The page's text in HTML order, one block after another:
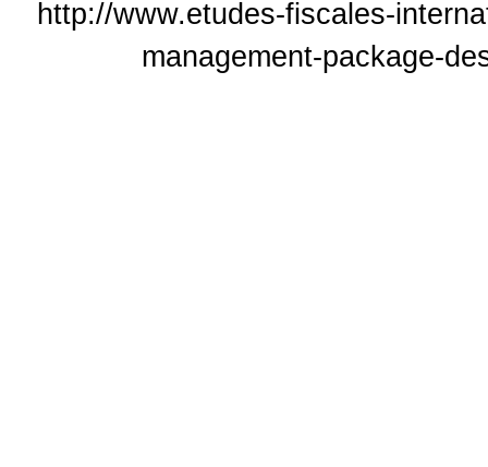
http://www.etudes-fiscales-
management-package-